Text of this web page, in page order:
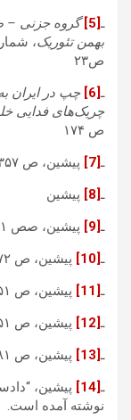
ـ[5] گروه جزنی –
بهمن تئوریک
ص۲۳
ـ[6] چپ در ایران
چریک‌های فدایی
ص ۱۷۴
ـ[7]
پیشین، ص ۳۵۷
ـ[8]
پیشین
ـ[9]
پیشین، صص ۱۷۱ و ۱۷۲
ـ[10]
پیشین، ص ۱۷۲
ـ[11]
پیشین، ص ۳۵۱
ـ[12]
پیشین، ص ۳۵۱
ـ[13]
پیشین، ص ۱۸۱
ـ[14]
پیشین،
نوشته آمده است.